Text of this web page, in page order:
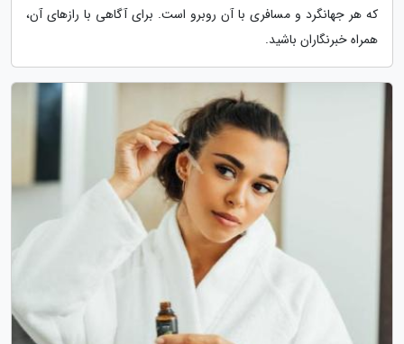
که هر جهانگرد و مسافری با آن روبرو است. برای آگاهی با رازهای آن،
همراه خبرنگاران باشید.